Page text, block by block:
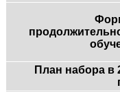
План набора в